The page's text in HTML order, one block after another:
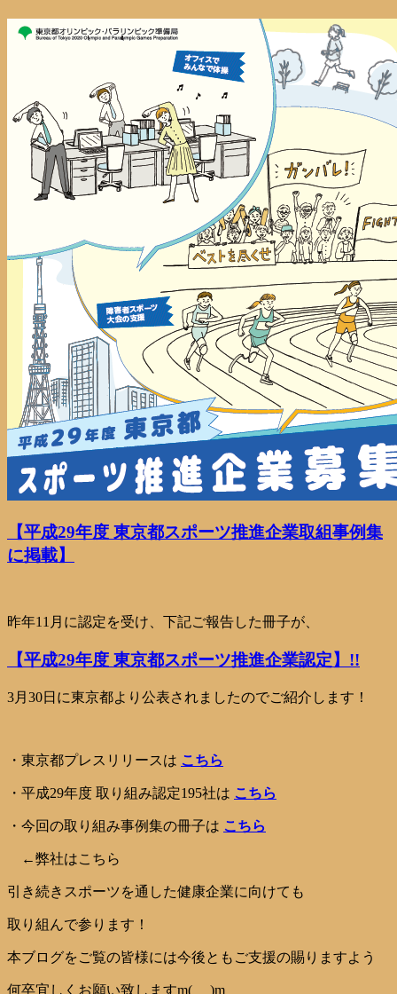
【平成29年度 東京都スポーツ推進企業取組事例集
に掲載】
昨年11月に認定を受け、下記ご報告した冊子が、
【平成29年度 東京都スポーツ推進企業認定】!!
3月30日に東京都より公表されましたのでご紹介します！
・東京都プレスリリースは こちら
・平成29年度 取り組み認定195社は こちら
・今回の取り組み事例集の冊子は こちら
←弊社はこちら
引き続きスポーツを通した健康企業に向けても
取り組んで参ります！
本ブログをご覧の皆様には今後ともご支援の賜りますよう
何卒宜しくお願い致しますm(_ _)m